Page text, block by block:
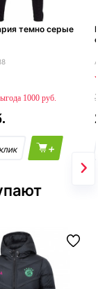
темно серые
1000
+